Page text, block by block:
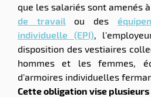
que les salariés sont amenés
de travail ou des
individuelle (EPI) ,
disposition des vestiaires
hommes et les femmes,
d'armoires individuelles
Cette obligation vise